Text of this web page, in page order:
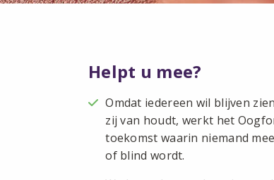
Helpt u mee?
Omdat iedereen wil blijven
zij van houdt, werkt het
toekomst waarin niemand
of blind wordt.